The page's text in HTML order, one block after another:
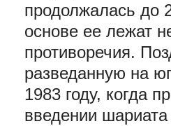
продолжалась до
основе ее лежат
противоречия.
разведанную на
1983 году, когда
введении